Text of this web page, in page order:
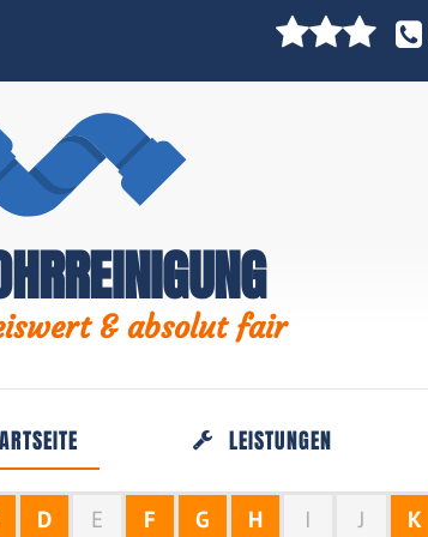
& absolut fair
LEISTUNGEN
D E F G H I J K